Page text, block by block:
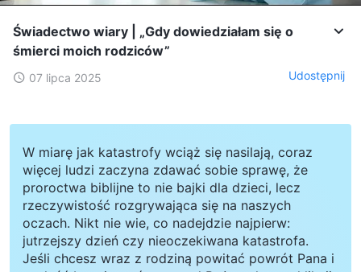
Świadectwo wiary | „Gdy dowiedziałam się o
śmierci moich rodziców”
07 lipca 2025 Udostępnij
W miarę jak katastrofy wciąż się nasilają, coraz
więcej ludzi zaczyna zdawać sobie sprawę, że
proroctwa biblijne to nie bajki dla dzieci, lecz
rzeczywistość rozgrywająca się na naszych
oczach. Nikt nie wie, co nadejdzie najpierw:
jutrzejszy dzień czy nieoczekiwana katastrofa.
Jeśli chcesz wraz z rodziną powitać powrót Pana i